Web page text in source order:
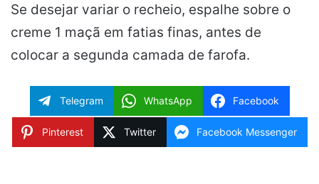
Se desejar variar o recheio, espalhe sobre o
creme 1 maçã em fatias finas, antes de
colocar a segunda camada de farofa.
Telegram WhatsApp Facebook
Pinterest Twitter Facebook Messenger